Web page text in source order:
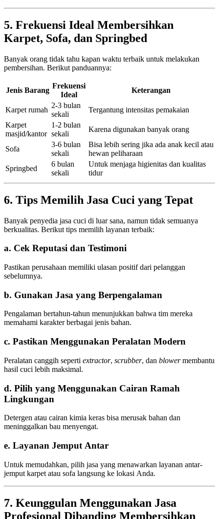
5. Frekuensi Ideal Membersihkan
Karpet, Sofa, dan Springbed
Banyak orang tidak tahu kapan waktu terbaik untuk melakukan
pembersihan. Berikut panduannya:
Jenis Barang
Frekuensi
Ideal
Keterangan
Karpet rumah
2-3 bulan
sekali
Tergantung intensitas pemakaian
Karpet
masjid/kantor
1-2 bulan
sekali
Karena digunakan banyak orang
Sofa
3-6 bulan
sekali
Bisa lebih sering jika ada anak kecil atau
hewan peliharaan
Springbed
6 bulan
sekali
Untuk menjaga higienitas dan kualitas
tidur
6. Tips Memilih Jasa Cuci yang Tepat
Banyak penyedia jasa cuci di luar sana, namun tidak semuanya
berkualitas. Berikut tips memilih layanan terbaik:
a. Cek Reputasi dan Testimoni
Pastikan perusahaan memiliki ulasan positif dari pelanggan
sebelumnya.
b. Gunakan Jasa yang Berpengalaman
Pengalaman bertahun-tahun menunjukkan bahwa tim mereka
memahami karakter berbagai jenis bahan.
c. Pastikan Menggunakan Peralatan Modern
Peralatan canggih seperti extractor, scrubber, dan blowermembantu
hasil cuci lebih maksimal.
d. Pilih yang Menggunakan Cairan Ramah
Lingkungan
Detergen atau cairan kimia keras bisa merusak bahan dan
meninggalkan bau menyengat.
e. Layanan Jemput Antar
Untuk memudahkan, pilih jasa yang menawarkan layanan antar-
jemput karpet atau sofa langsung ke lokasi Anda.
7. Keunggulan Menggunakan Jasa
Profesional Dibanding Membersihkan